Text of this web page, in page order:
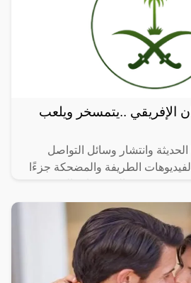
الإفريقي ..يتمسخر ويلعب
وانتشار وسائل التواصل
الطريفة والمضحكة جزءًا